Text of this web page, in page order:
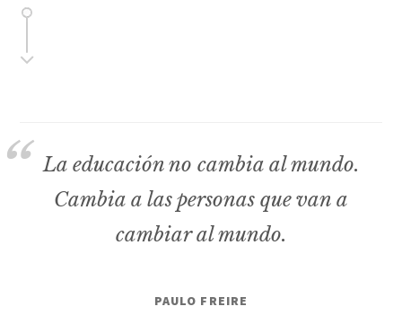
La educación no cambia al mundo.
Cambia a las personas que van a
cambiar al mundo.
PAULO FREIRE